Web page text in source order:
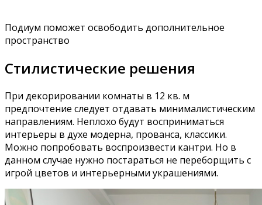
Подиум поможет освободить дополнительное
пространство
Стилистические решения
При декорировании комнаты в 12 кв. м
предпочтение следует отдавать минималистическим
направлениям. Неплохо будут восприниматься
интерьеры в духе модерна, прованса, классики.
Можно попробовать воспроизвести кантри. Но в
данном случае нужно постараться не переборщить с
игрой цветов и интерьерными украшениями.